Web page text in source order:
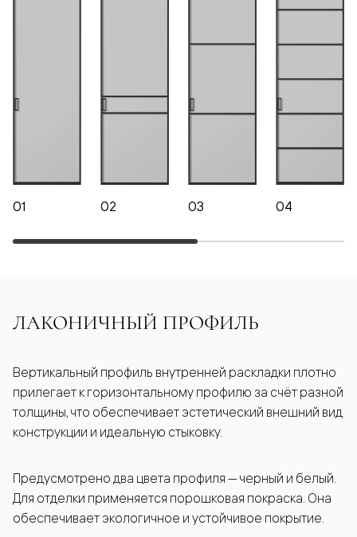
01 02 03 04
ЛАКОНИЧНЫЙ ПРОФИЛЬ
Вертикальный профиль внутренней раскладки плотно
прилегает к горизонтальному профилю за счёт разной
толщины, что обеспечивает эстетический внешний вид
конструкции и идеальную стыковку.
Предусмотрено два цвета профиля — черный и белый.
Для отделки применяется порошковая покраска. Она
обеспечивает экологичное и устойчивое покрытие.